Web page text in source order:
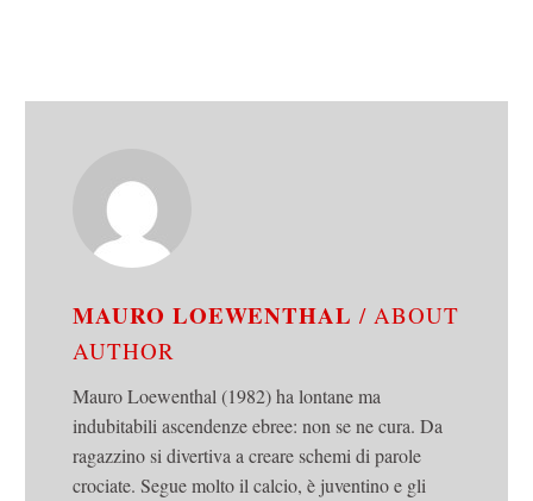
MAURO LOEWENTHAL/ ABOUT
AUTHOR
Mauro Loewenthal (1982) ha lontane ma
indubitabili ascendenze ebree: non se ne cura. Da
ragazzino si divertiva a creare schemi di parole
crociate. Segue molto il calcio, è juventino e gli